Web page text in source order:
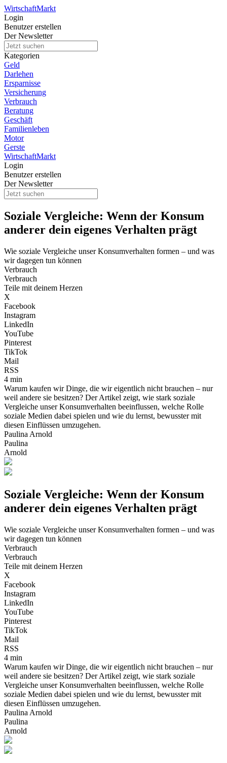
WirtschaftMarkt
Login
Benutzer erstellen
Der Newsletter
Kategorien
Geld
Darlehen
Ersparnisse
Versicherung
Verbrauch
Beratung
Geschäft
Familienleben
Motor
Gerste
WirtschaftMarkt
Login
Benutzer erstellen
Der Newsletter
Soziale Vergleiche: Wenn der Konsum
anderer dein eigenes Verhalten prägt
Wie soziale Vergleiche unser Konsumverhalten formen – und was
wir dagegen tun können
Verbrauch
Verbrauch
Teile mit deinem Herzen
X
Facebook
Instagram
LinkedIn
YouTube
Pinterest
TikTok
Mail
RSS
4 min
Warum kaufen wir Dinge, die wir eigentlich nicht brauchen – nur
weil andere sie besitzen? Der Artikel zeigt, wie stark soziale
Vergleiche unser Konsumverhalten beeinflussen, welche Rolle
soziale Medien dabei spielen und wie du lernst, bewusster mit
diesen Einflüssen umzugehen.
Paulina Arnold
Paulina
Arnold
Soziale Vergleiche: Wenn der Konsum
anderer dein eigenes Verhalten prägt
Wie soziale Vergleiche unser Konsumverhalten formen – und was
wir dagegen tun können
Verbrauch
Verbrauch
Teile mit deinem Herzen
X
Facebook
Instagram
LinkedIn
YouTube
Pinterest
TikTok
Mail
RSS
4 min
Warum kaufen wir Dinge, die wir eigentlich nicht brauchen – nur
weil andere sie besitzen? Der Artikel zeigt, wie stark soziale
Vergleiche unser Konsumverhalten beeinflussen, welche Rolle
soziale Medien dabei spielen und wie du lernst, bewusster mit
diesen Einflüssen umzugehen.
Paulina Arnold
Paulina
Arnold